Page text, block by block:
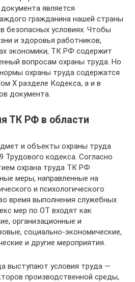
является
гражданина нашей страны
безопасных условиях. Чтобы
и здоровья работников,
экономики, ТК РФ содержит
вопросам охраны труда. Но
охраны труда содержатся
X разделе Кодекса, а и в
документа.
ТК РФ в области
и объекты охраны труда
Трудового кодекса. Согласно
охрана труда ТК РФ
меры, направленные на
и психологического
время выполнения служебных
мер по ОТ входят как
организационные и
социально-экономические,
и другие мероприятия.
выступают условия труда —
производственной среды,